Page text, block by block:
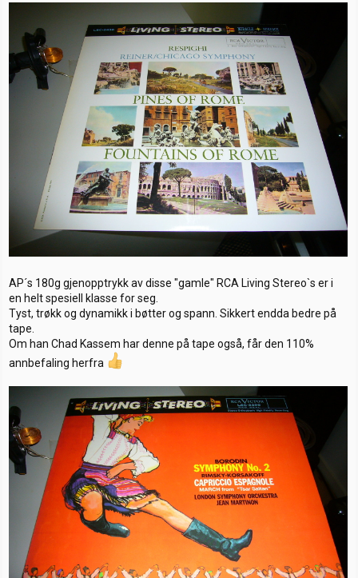
AP´s 180g gjenopptrykk av disse "gamle" RCA Living Stereo`s er i
en helt spesiell klasse for seg.
Tyst, trøkk og dynamikk i bøtter og spann. Sikkert endda bedre på
tape.
Om han Chad Kassem har denne på tape også, får den 110%
annbefaling herfra